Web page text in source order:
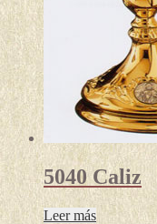
5040 Caliz
Leer más